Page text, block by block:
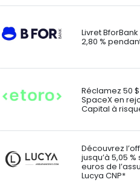
Livret
2,80 %
Réclamez 50
SpaceX en
Capital à
Découvrez
jusqu’à 5,05
euros de
Lucya CNP*